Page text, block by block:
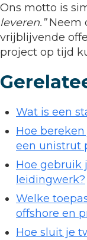
Ons motto is
leveren.”Neem
vrijblijvende
project op tijd
Wat is een
Hoe
een unistrut
Hoe gebruik
leidingwerk?
Welke
offshore en
Hoe sluit je